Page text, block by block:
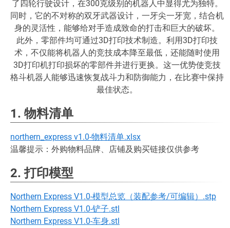
了四轮行驶设计，在300克级别的机器人中显得尤为独特。
同时，它的不对称的双牙武器设计，一牙尖一牙宽，结合机
身的灵活性，能够给对手造成致命的打击和巨大的破坏。
此外，零部件均可通过3D打印技术制造。利用3D打印技
术，不仅能将机器人的竞技成本降至最低，还能随时使用
3D打印机打印损坏的零部件并进行更换。这一优势使竞技
格斗机器人能够迅速恢复战斗力和防御能力，在比赛中保持
最佳状态。
1. 物料清单
northern_express v1.0-物料清单.xlsx
温馨提示：外购物料品牌、店铺及购买链接仅供参考
2. 打印模型
Northern Express V1.0-模型总览（装配参考/可编辑）.stp
Northern Express V1.0-铲子.stl
Northern Express V1.0-车身.stl